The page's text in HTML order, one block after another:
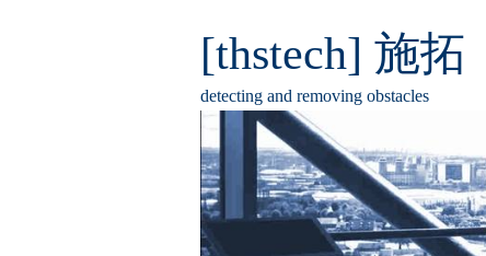
[thstech] 施拓
detecting and removing obstacles